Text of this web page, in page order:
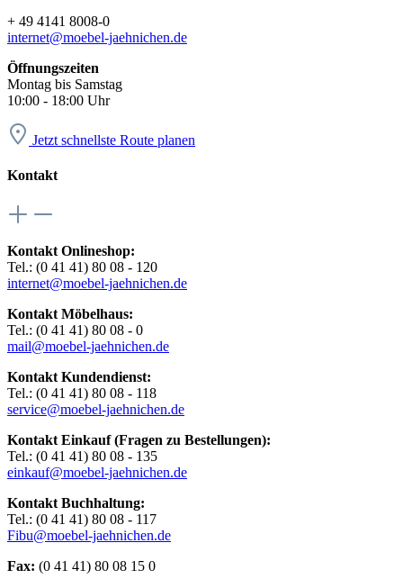
+ 49 4141 8008-0
internet@moebel-jaehnichen.de
Öffnungszeiten
Montag bis Samstag
10:00 - 18:00 Uhr
Jetzt schnellste Route planen
Kontakt
Kontakt Onlineshop:
Tel.: (0 41 41) 80 08 - 120
internet@moebel-jaehnichen.de
Kontakt Möbelhaus:
Tel.: (0 41 41) 80 08 - 0
mail@moebel-jaehnichen.de
Kontakt Kundendienst:
Tel.: (0 41 41) 80 08 - 118
service@moebel-jaehnichen.de
Kontakt Einkauf (Fragen zu Bestellungen):
Tel.: (0 41 41) 80 08 - 135
einkauf@moebel-jaehnichen.de
Kontakt Buchhaltung:
Tel.: (0 41 41) 80 08 - 117
Fibu@moebel-jaehnichen.de
Fax: (0 41 41) 80 08 15 0